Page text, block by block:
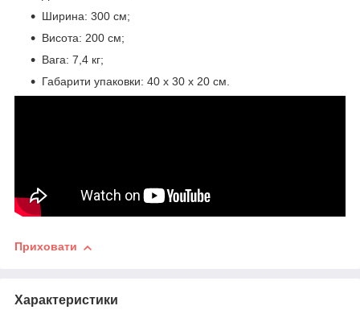
Ширина: 300 см;
Висота: 200 см;
Вага: 7,4 кг;
Габарити упаковки: 40 х 30 х 20 см.
Приховати
Характеристики